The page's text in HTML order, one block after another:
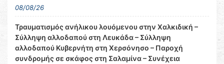
08/08/26
Τραυματισμός ανήλικου λουόμενου στην Χαλκιδική –
Σύλληψη αλλοδαπού στη Λευκάδα – Σύλληψη
αλλοδαπού Κυβερνήτη στη Χερσόνησο – Παροχή
συνδρομής σε σκάφος στη Σαλαμίνα – Συνέχεια